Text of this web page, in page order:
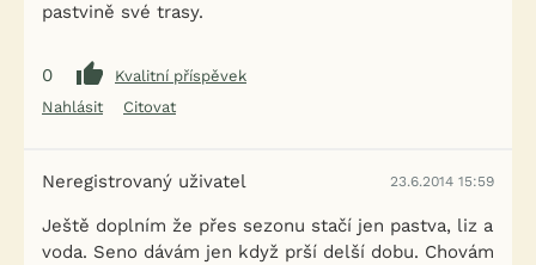
pastvině své trasy.
0
Kvalitní příspěvek
Nahlásit
Citovat
Neregistrovaný uživatel 23.6.2014 15:59
Ještě doplním že přes sezonu stačí jen pastva, liz a
voda. Seno dávám jen když prší delší dobu. Chovám